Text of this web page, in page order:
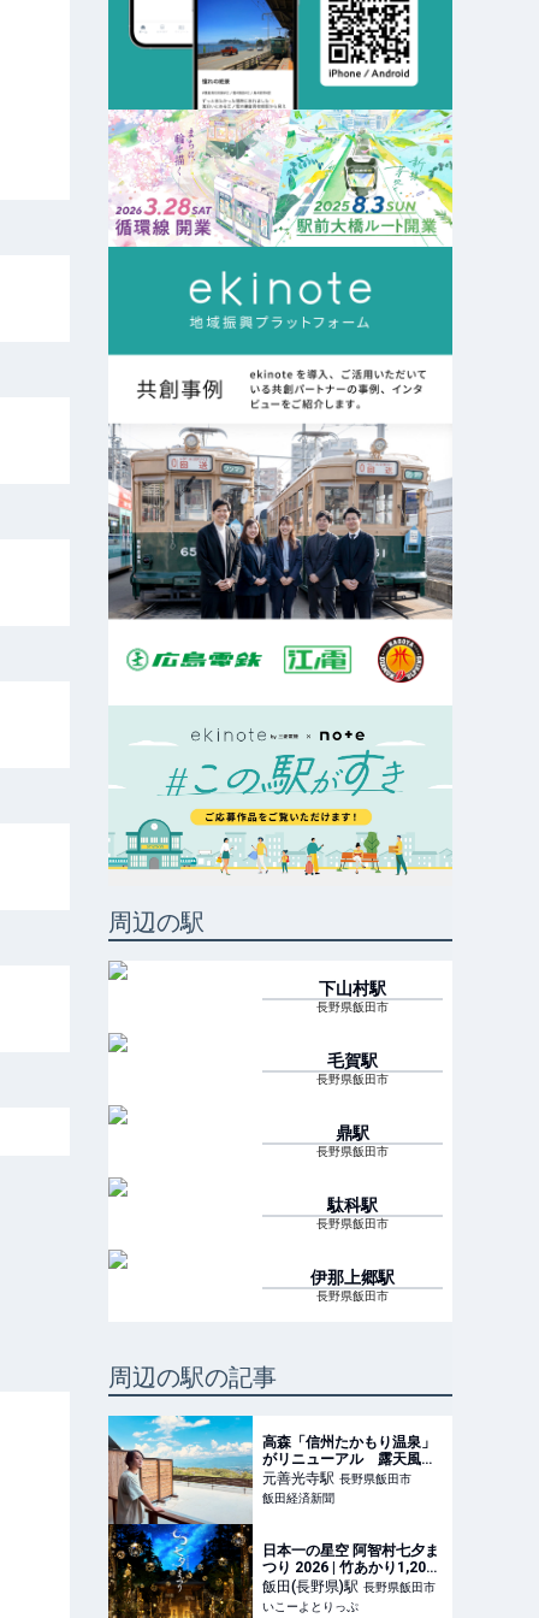
周辺の駅
下山村駅
長野県飯田市
毛賀駅
長野県飯田市
鼎駅
長野県飯田市
駄科駅
長野県飯田市
伊那上郷駅
長野県飯田市
周辺の駅の記事
高森「信州たかもり温泉」
がリニューアル 露天風呂
付き客室も
元善光寺駅 長野県飯田市
飯田経済新聞
日本一の星空 阿智村七夕ま
つり 2026 | 竹あかり1,200
本が灯る！ 日本一の星空
の村・阿智村で七夕まつり
飯田(長野県)駅 長野県飯田市
いこーよとりっぷ